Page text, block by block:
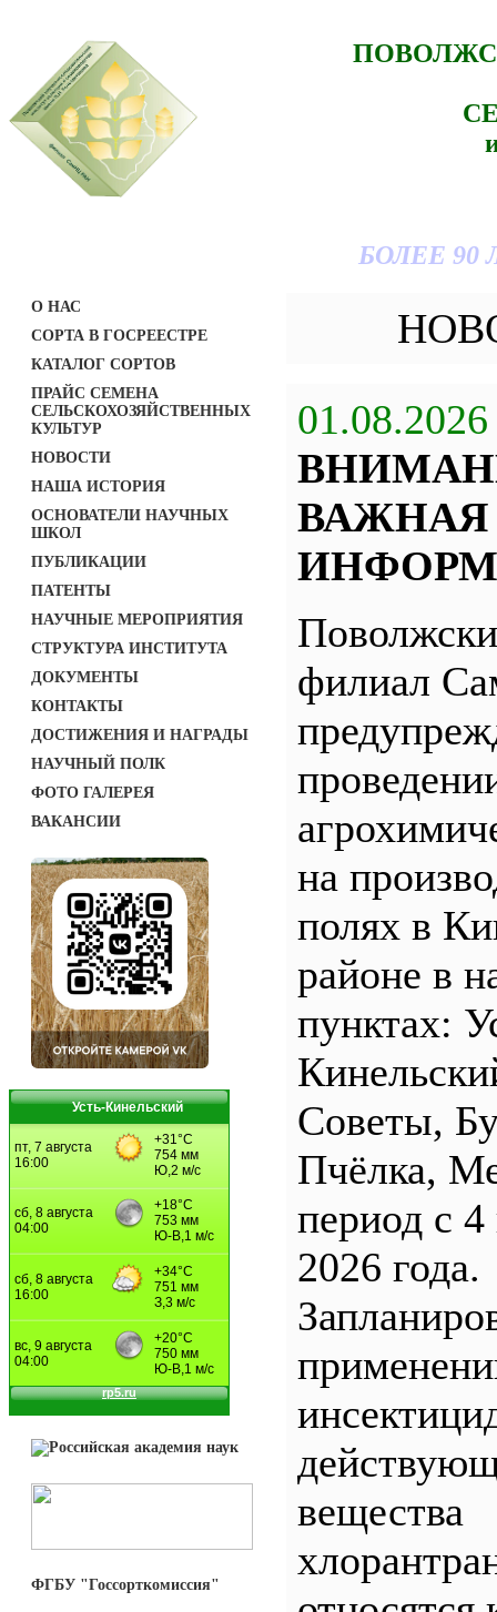
БОЛЕЕ
О НАС
СОРТА В ГОСРЕЕСТРЕ
КАТАЛОГ СОРТОВ
ПРАЙС СЕМЕНА
СЕЛЬСКОХОЗЯЙСТВЕННЫХ
КУЛЬТУР
НОВОСТИ
НАША ИСТОРИЯ
ОСНОВАТЕЛИ НАУЧНЫХ
ШКОЛ
ПУБЛИКАЦИИ
ПАТЕНТЫ
НАУЧНЫЕ МЕРОПРИЯТИЯ
СТРУКТУРА ИНСТИТУТА
ДОКУМЕНТЫ
КОНТАКТЫ
ДОСТИЖЕНИЯ И НАГРАДЫ
НАУЧНЫЙ ПОЛК
ФОТО ГАЛЕРЕЯ
ВАКАНСИИ
Усть-Кинельский
ФГБУ "Госсорткомиссия"
01.08.2026
ВАЖНАЯ
филиал
на
полях в
районе в
пунктах:
Советы,
Пчёлка,
период с 4
2026 года.
вещества